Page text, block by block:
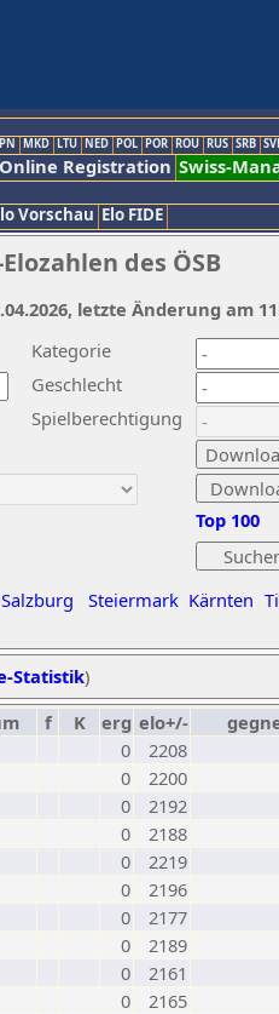
MKD LTU NED POL POR ROU RUS SRB
Online Registration Swiss-
Vorschau Elo FIDE
des ÖSB
Kategorie
Geschlecht
Spielberechtigung
Salzburg Steiermark Kärnten
Top 100
letzte Änderung am
Statistik)
f K erg elo+/-
0
2208
0
2200
0
2192
0
2188
0
2219
0
2196
0
2177
0
2189
0
2161
0
2165